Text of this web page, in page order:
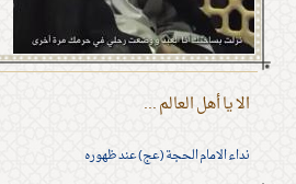
الا يا أهل العالم ...
نداء الامام الحجة (عج) عند ظهوره